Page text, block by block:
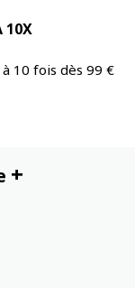
10X
10 fois dès 99 €
+